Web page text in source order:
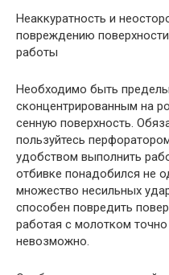
Неаккуратность и
повреждению
работы
Необходимо быть
сконцентрированным на
сенную поверхность.
пользуйтесь
удобством выполнить
отбивке понадобился не
множество несильных
способен повредить
работая с молотком точно
невозможно.